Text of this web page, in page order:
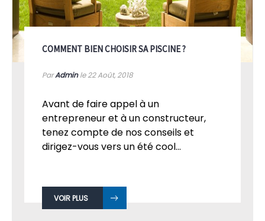
COMMENT BIEN CHOISIR SA PISCINE ?
ParAdminle 22Août, 2018
Avant de faire appel à un
entrepreneur et à un constructeur,
tenez compte de nos conseils et
dirigez-vous vers un été cool...
VOIR PLUS